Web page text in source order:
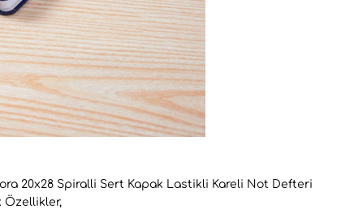
20x28 Spiralli Sert Kapak Lastikli Kareli Not Defteri
Özellikler,